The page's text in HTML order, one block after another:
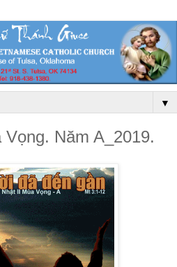
▼
Năm A_2019.